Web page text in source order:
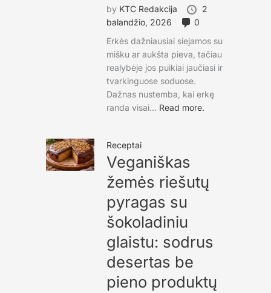
by KTC Redakcija
2
balandžio, 2026
0
Erkės dažniausiai siejamos su
mišku ar aukšta pieva, tačiau
realybėje jos puikiai jaučiasi ir
tvarkinguose soduose.
Dažnas nustemba, kai erkę
randa visai... Read more.
Receptai
Veganiškas
žemės riešutų
pyragas su
šokoladiniu
glaistu: sodrus
desertas be
pieno produktų